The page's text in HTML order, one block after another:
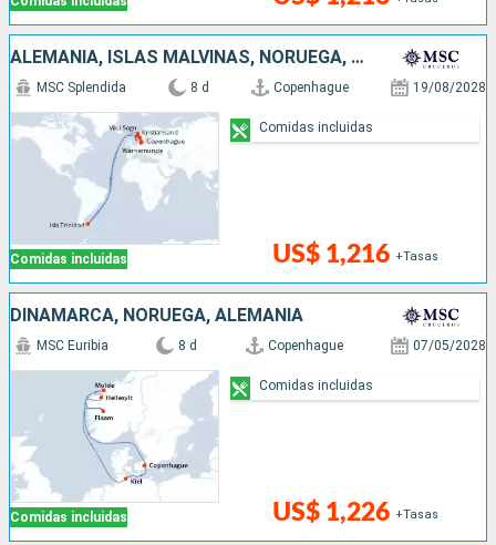
ALEMANIA, ISLAS MALVINAS, NORUEGA, DINAMARCA
Comidas incluidas
MSC Splendida 8 d Copenhague 19/08/2028
US$ 1,216 +Tasas
Comidas incluidas
DINAMARCA, NORUEGA, ALEMANIA
Comidas incluidas
MSC Euribia 8 d Copenhague 07/05/2028
US$ 1,226 +Tasas
Comidas incluidas